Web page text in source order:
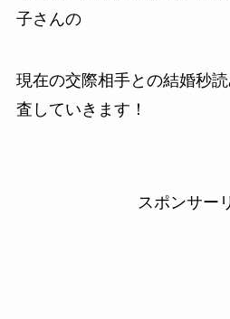
子さんの
現在の交際相手との結婚秒
査していきます！
スポンサー